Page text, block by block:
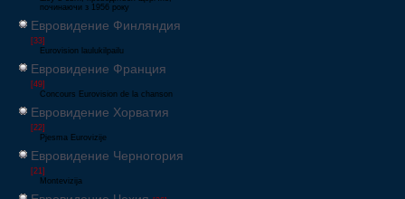
починаючи з 1956 року
Евровидение Финляндия
[33]
Eurovision laulukilpailu
Евровидение Франция
[49]
Concours Eurovision de la chanson
Евровидение Хорватия
[22]
Pjesma Eurovizije
Евровидение Черногория
[21]
Montevizija